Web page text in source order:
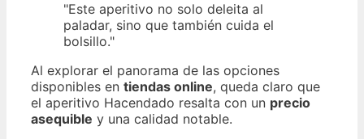
"Este aperitivo no solo deleita al
paladar, sino que también cuida el
bolsillo."
Al explorar el panorama de las opciones
disponibles en tiendas online, queda claro que
el aperitivo Hacendado resalta con un precio
asequible y una calidad notable.